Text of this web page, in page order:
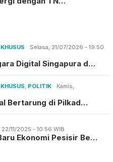
Selasa, 21/07/2026 - 19:50
Digital Singapura d…
POLITIK
Kamis,
Bertarung di Pilkad…
22/11/2025 - 10:56 WIB
Ekonomi Pesisir Be…